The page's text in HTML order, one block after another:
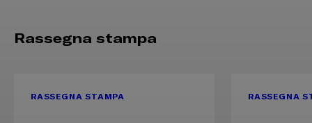
Rassegna stampa
RASSEGNA STAMPA RASSEGNA